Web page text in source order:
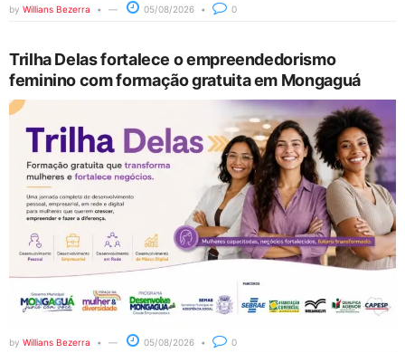
by Willians Bezerra 05/08/2026 0
Trilha Delas fortalece o empreendedorismo
feminino com formação gratuita em Mongaguá
by Willians Bezerra 05/08/2026 0